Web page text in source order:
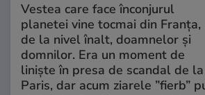
Vestea care face înconjurul
planetei vine tocmai din Franța,
de la nivel înalt, doamnelor și
domnilor. Era un moment de
liniște în presa de scandal de la
Paris, dar acum ziarele ”fierb”